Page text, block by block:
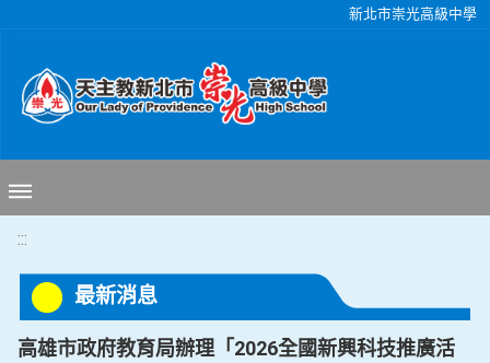
新北市崇光高級中學
:::
最新消息
高雄市政府教育局辦理「2026全國新興科技推廣活